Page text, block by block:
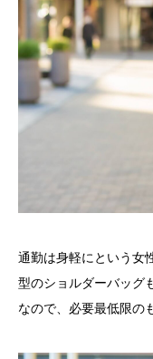
通勤は身軽にという女
型のショルダーバッグ
なので、必要最低限の